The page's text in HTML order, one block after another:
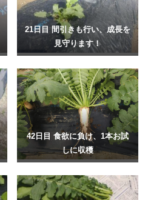
21日目 間引きも行い、成長を
見守ります！
42日目 食欲に負け、1本お試
しに収穫